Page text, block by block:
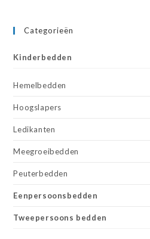
Categorieën
Kinderbedden
Hemelbedden
Hoogslapers
Ledikanten
Meegroeibedden
Peuterbedden
Eenpersoonsbedden
Tweepersoons bedden